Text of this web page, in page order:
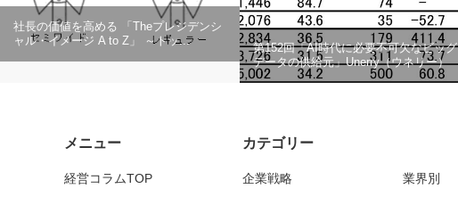
社長の価値を高める 「Theプレジデンシ
ャル・イメージ A to Z」 ～トッ...
第152回「AI時代に必要不可欠なビッグ
データの供給元」Unerry（ウネリー）
メニュー
経営コラムTOP
カテゴリー
企業戦略 業界別